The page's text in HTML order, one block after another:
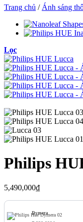
Trang chủ / Ánh sáng
Lọc
Philips
5,490,000₫
Dymera